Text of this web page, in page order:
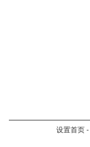
设置首页 -